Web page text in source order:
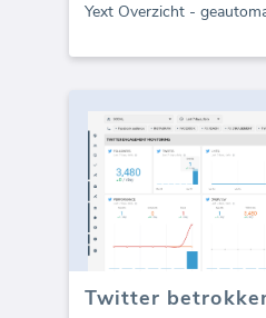
Yext Overzicht -
Twitter